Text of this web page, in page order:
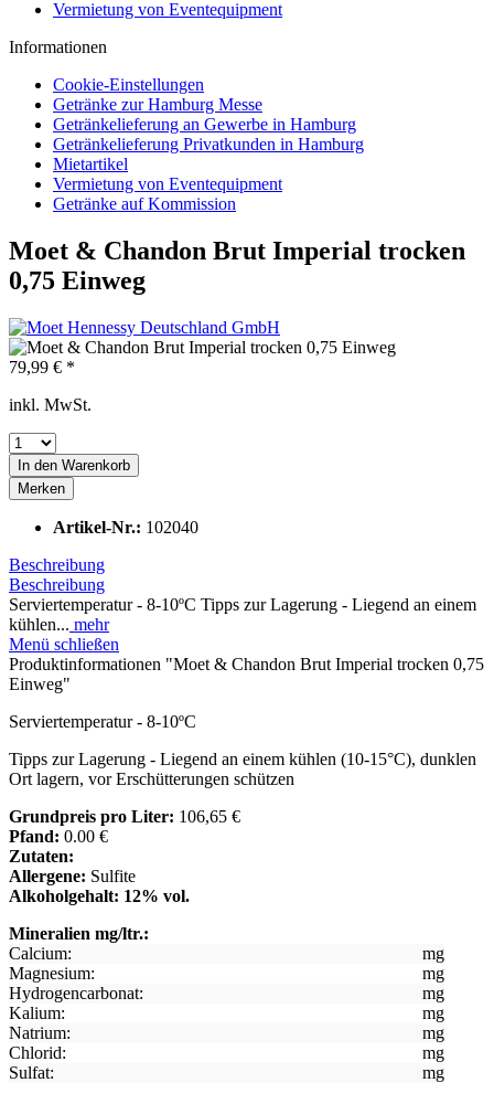
Vermietung von Eventequipment
Informationen
Cookie-Einstellungen
Getränke zur Hamburg Messe
Getränkelieferung an Gewerbe in Hamburg
Getränkelieferung Privatkunden in Hamburg
Mietartikel
Vermietung von Eventequipment
Getränke auf Kommission
Moet & Chandon Brut Imperial trocken
0,75 Einweg
79,99 € *
inkl. MwSt.
In den Warenkorb
Merken
Artikel-Nr.: 102040
Beschreibung
Beschreibung
Serviertemperatur - 8-10ºC Tipps zur Lagerung - Liegend an einem
kühlen... mehr
Menü schließen
Produktinformationen "Moet & Chandon Brut Imperial trocken 0,75
Einweg"
Serviertemperatur - 8-10ºC
Tipps zur Lagerung - Liegend an einem kühlen (10-15°C), dunklen
Ort lagern, vor Erschütterungen schützen
Grundpreis pro Liter: 106,65 €
Pfand: 0.00 €
Zutaten:
Allergene: Sulfite
Alkoholgehalt: 12% vol.
Mineralien mg/ltr.:
Calcium:
mg
Magnesium:
mg
Hydrogencarbonat:
mg
Kalium:
mg
Natrium:
mg
Chlorid:
mg
Sulfat:
mg